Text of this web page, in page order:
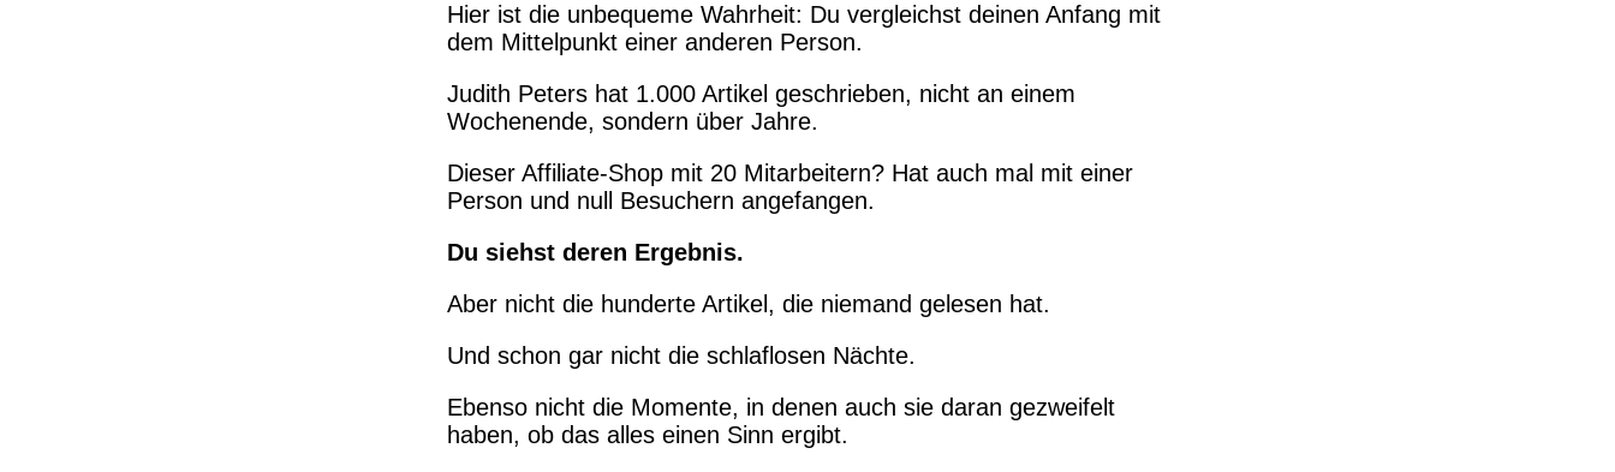
Hier ist die unbequeme Wahrheit: Du vergleichst deinen Anfang mit
dem Mittelpunkt einer anderen Person.
Judith Peters hat 1.000 Artikel geschrieben, nicht an einem
Wochenende, sondern über Jahre.
Dieser Affiliate-Shop mit 20 Mitarbeitern? Hat auch mal mit einer
Person und null Besuchern angefangen.
Du siehst deren Ergebnis.
Aber nicht die hunderte Artikel, die niemand gelesen hat.
Und schon gar nicht die schlaflosen Nächte.
Ebenso nicht die Momente, in denen auch sie daran gezweifelt
haben, ob das alles einen Sinn ergibt.